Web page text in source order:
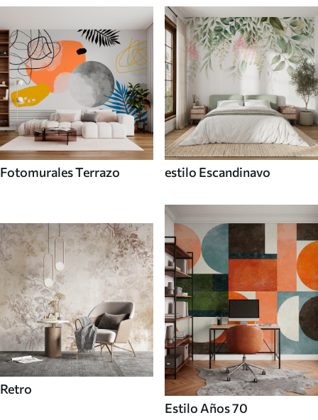
Fotomurales Terrazo estilo Escandinavo
Retro
Estilo Años 70